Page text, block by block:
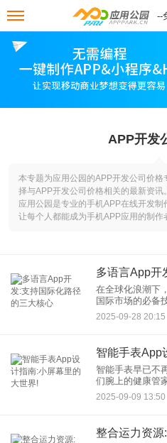
--
APP开发
本专题为应用公园的APP开发公司价
择与APP开发公司价格相关的最新资讯。
应用公园是专业的手机APP在线开发制
让每个人都能成为手机APP应用的制作
在全球化浪潮下
国际市场的必备
化适配、技术实
从实战角度，拆
2025-09-28 20:15
智能手表App
智能手表早已不
们腕上的健康管
面对这块仅有手
用户呈现一个清
2025-09-09 13:50
整合运力资